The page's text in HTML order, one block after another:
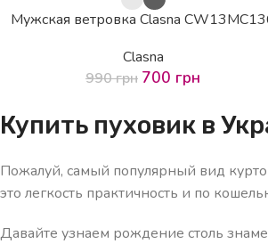
Мужская ветровка Clasna
Clasna
990грн 700 грн
Купить пуховик в
Пожалуй, самый популярный вид
это легкость практичность и по
Давайте узнаем рождение столь